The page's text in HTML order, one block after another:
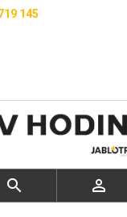
145
 